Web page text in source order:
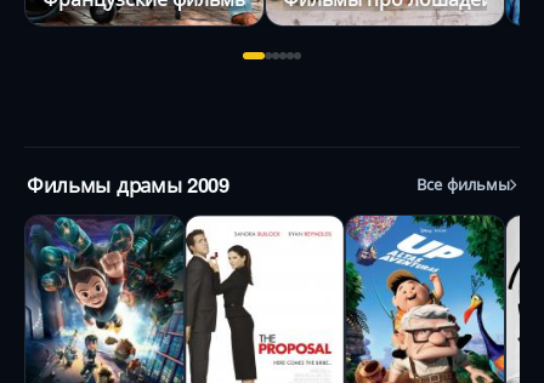
Фильмы драмы 2009 Все фильмы